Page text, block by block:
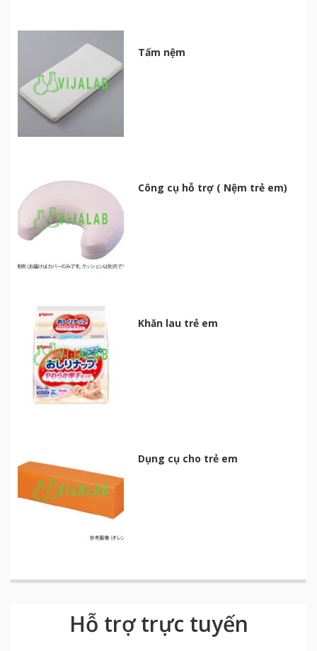
Tấm nệm
Công cụ hỗ trợ ( Nệm trẻ em)
Khăn lau trẻ em
Dụng cụ cho trẻ em
Hỗ trợ trực tuyến